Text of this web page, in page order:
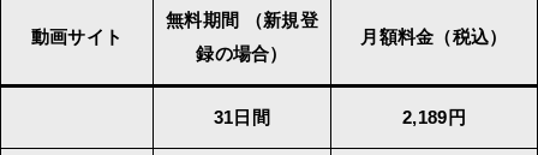
動画サイト
無料期間 （新規登
録の場合）
月額料金（税込）
31日間 2,189円